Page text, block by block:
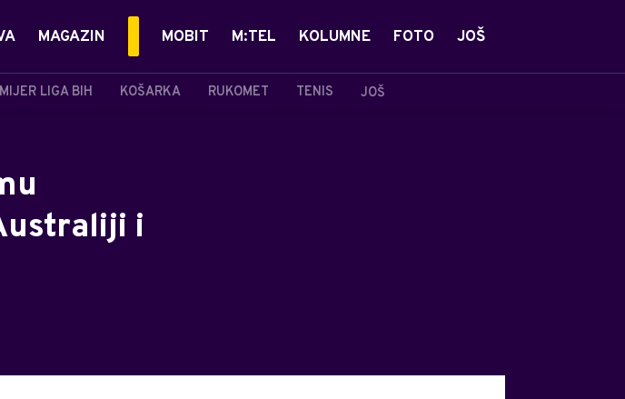
LIGA BIH KOŠARKA RUKOMET TENIS JOŠ
MAGAZIN MOBIT M:TEL KOLUMNE FOTO JOŠ
i